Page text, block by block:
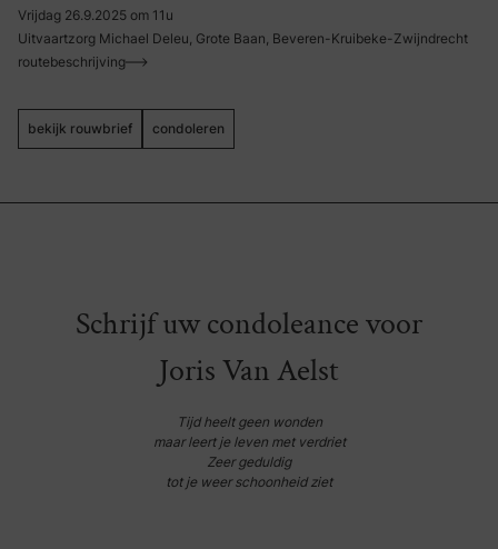
Vrijdag 26.9.2025 om 11u
Uitvaartzorg Michael Deleu, Grote Baan, Beveren-Kruibeke-Zwijndrecht
routebeschrijving
bekijk rouwbrief condoleren
Schrijf uw condoleance voor
Joris Van Aelst
Tijd heelt geen wonden
maar leert je leven met verdriet
Zeer geduldig
tot je weer schoonheid ziet